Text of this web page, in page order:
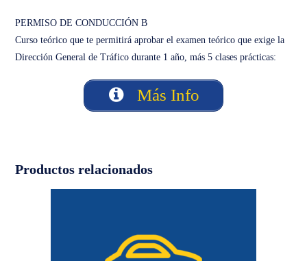
PERMISO DE CONDUCCIÓN B
Curso teórico que te permitirá aprobar el examen teórico que exige la
Dirección General de Tráfico durante 1 año, más 5 clases prácticas:
Más Info
Productos relacionados